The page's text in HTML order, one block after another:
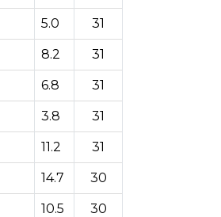
5.0 31
8.2 31
6.8 31
3.8 31
11.2 31
14.7 30
10.5 30